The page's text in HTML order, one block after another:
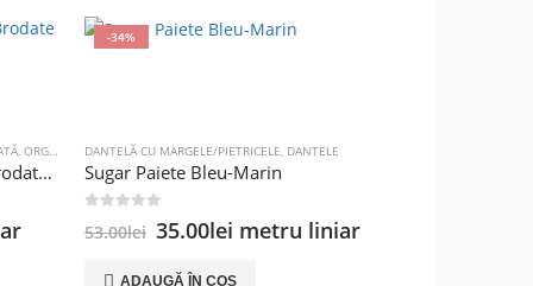
, ORGANZA
Pasmanterie Organza – Flori Brodate Roz si Ciclame – 9cm
-34%
DANTELĂ CU MARGELE/PIETRICELE, DANTELE
Sugar Paiete Bleu-Marin
53.00lei Prețul
a
35.00lei Prețul
este:
metru liniar
ADAUGĂ ÎN COȘ